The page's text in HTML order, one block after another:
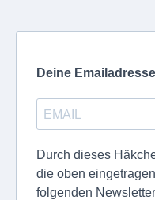
Deine Emailadresse
Durch dieses
die oben
folgenden